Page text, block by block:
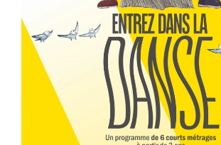
Voir la fiche film